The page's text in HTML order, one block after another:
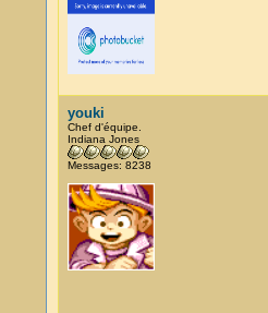
youki
Chef d'équipe.
Indiana Jones
Messages: 8238